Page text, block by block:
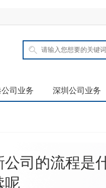
司业务 深圳公司业务
司的流程是
呢